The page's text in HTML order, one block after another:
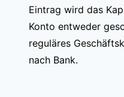
Eintrag wird das
Konto entweder
reguläres
nach Bank.